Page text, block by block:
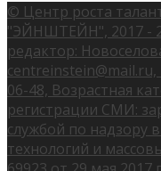
© Центр роста
"ЭЙНШТЕЙН", 2017 -
редактор:
06-48, Возрастная
регистрации СМИ:
службой по надзору
технологий и